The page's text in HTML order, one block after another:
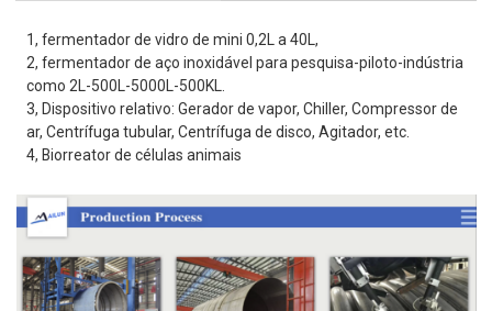
1, fermentador de vidro de mini 0,2L a 40L,
2, fermentador de aço inoxidável para pesquisa-piloto-indústria
como 2L-500L-5000L-500KL.
3, Dispositivo relativo: Gerador de vapor, Chiller, Compressor de
ar, Centrífuga tubular, Centrífuga de disco, Agitador, etc.
4, Biorreator de células animais